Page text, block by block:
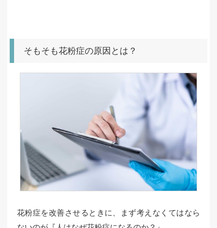
そもそも花粉症の原因とは？
花粉症を改善させるときに、まず考えなくてはなら